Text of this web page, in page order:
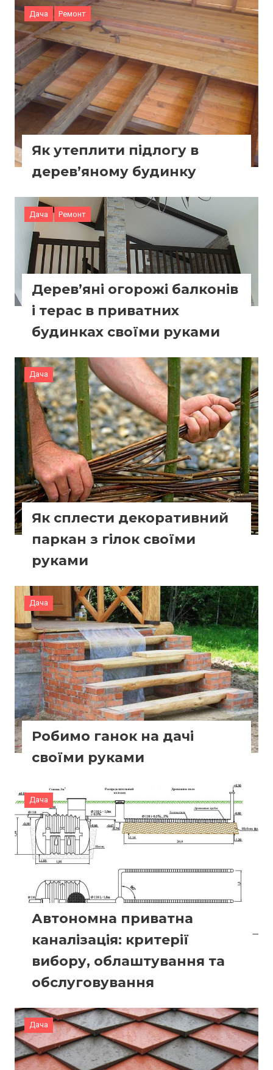
Дача Ремонт
Як утеплити підлогу в
дерев’яному будинку
Дача Ремонт
Дерев’яні огорожі балконів
і терас в приватних
будинках своїми руками
Дача
Як сплести декоративний
паркан з гілок своїми
руками
Дача
Робимо ганок на дачі
своїми руками
Дача
Автономна приватна
каналізація: критерії
вибору, облаштування та
обслуговування
Дача